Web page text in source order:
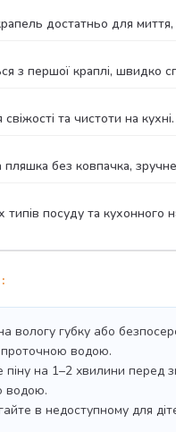
достатньо для
з першої краплі, швидко
та чистоти на кухні.
без ковпачка,
посуду та кухонного
вологу губку або
проточною водою.
на 1–2 хвилини перед
водою.
в недоступному для